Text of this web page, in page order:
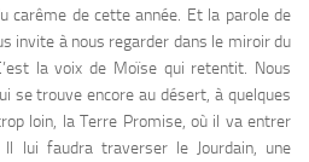
carême de cette année. Et la parole de
invite à nous regarder dans le miroir du
la voix de Moïse qui retentit. Nous
se trouve encore au désert, à quelques
loin, la Terre Promise, où il va entrer
Il lui faudra traverser le Jourdain, une